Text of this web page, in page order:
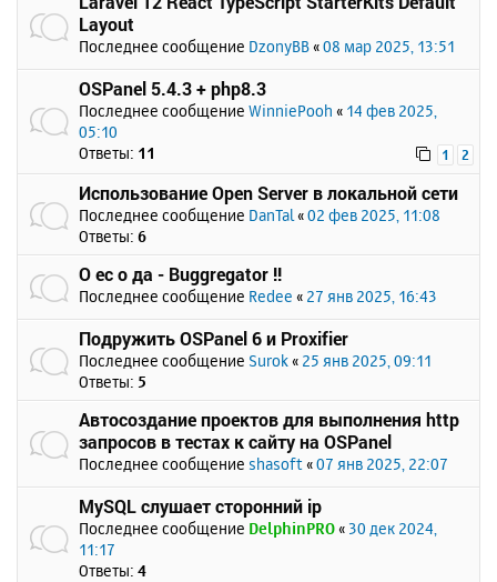
Layout
Последнее сообщение DzonyBB «08 мар 2025, 13:51
OSPanel 5.4.3 + php8.3
Последнее сообщение WinniePooh « 14 фев 2025,
05:10
Ответы: 11 1 2
Использование Open Server в локальной сети
Последнее сообщение DanTal «02 фев 2025, 11:08
Ответы: 6
О ес о да - Buggregator !!
Последнее сообщение Redee « 27 янв 2025, 16:43
Подружить OSPanel 6 и Proxifier
Последнее сообщение Surok « 25 янв 2025, 09:11
Ответы: 5
Автосоздание проектов для выполнения http
запросов в тестах к сайту на OSPanel
Последнее сообщение shasoft «07 янв 2025, 22:07
MySQL слушает сторонний ip
Последнее сообщение DelphinPRO « 30 дек 2024,
11:17
Ответы: 4